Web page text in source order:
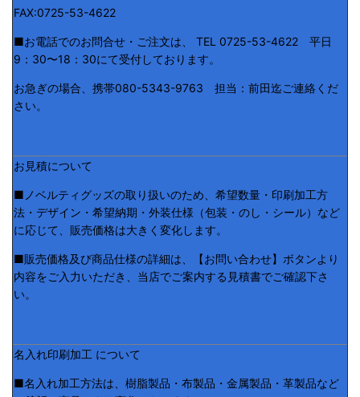
FAX:0725-53-4622
■お電話でのお問合せ・ご注文は、 TEL 0725-53-4622 平日
9：30〜18：30にて受付しております。
お急ぎの場合、携帯080-5343-9763 担当：前田迄ご連絡くだ
さい。
お見積について
■ノベルティグッズの取り扱いのため、希望数量・印刷加工方
法・デザイン・希望納期・外装仕様（包装・のし・シール）など
に応じて、販売価格は大きく変化します。
■販売価格及び商品仕様の詳細は、【お問い合わせ】ボタンより
内容をご入力いただき、当店でご案内する見積書でご確認下さ
い。
名入れ印刷加工 について
■名入れ加工方法は、樹脂製品・布製品・金属製品・革製品など